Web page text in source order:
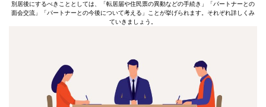
別居後にするべきこととしては、「転居届や住民票の異動などの手続き」「パートナーとの
面会交流」「パートナーとの今後について考える」ことが挙げられます。それぞれ詳しくみ
ていきましょう。